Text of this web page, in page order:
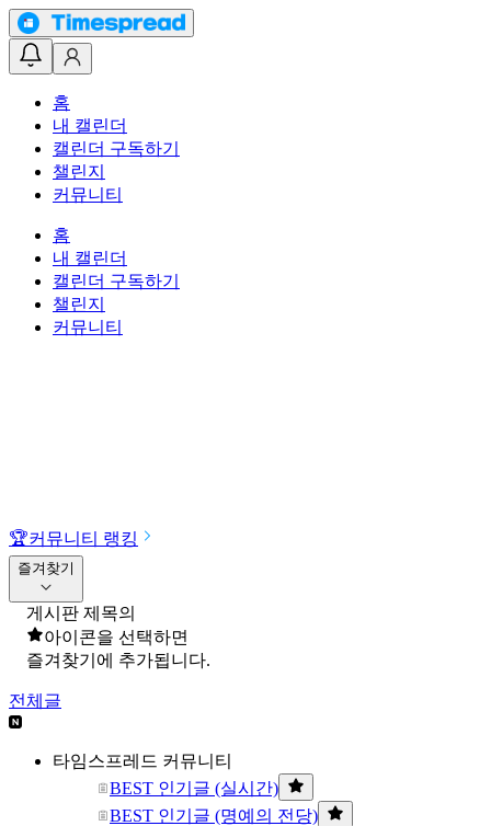
홈
내 캘린더
캘린더 구독하기
챌린지
커뮤니티
홈
내 캘린더
캘린더 구독하기
챌린지
커뮤니티
🏆커뮤니티 랭킹
즐겨찾기
게시판 제목의
아이콘을 선택하면
즐겨찾기에 추가됩니다.
전체글
타임스프레드 커뮤니티
BEST 인기글 (실시간)
BEST 인기글 (명예의 전당)